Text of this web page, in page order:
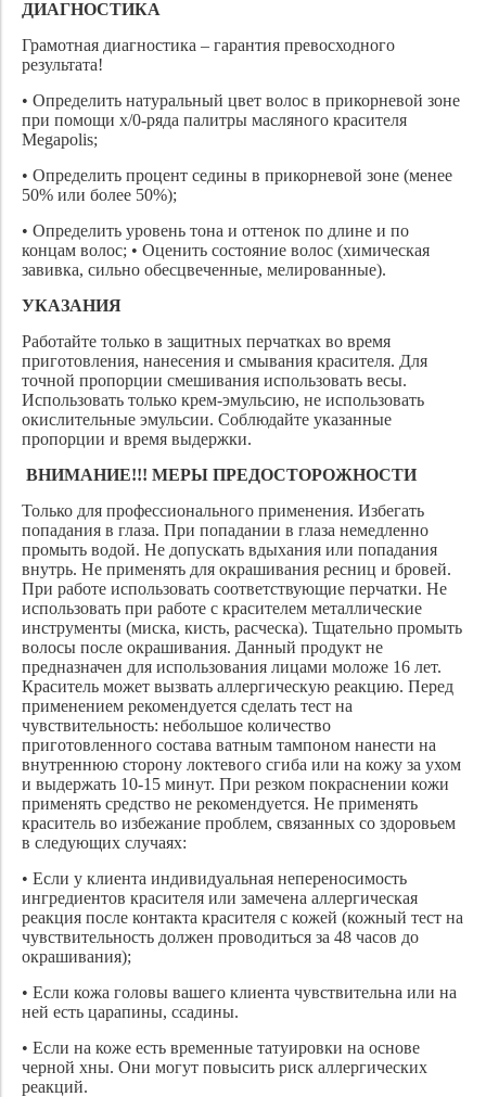
ДИАГНОСТИКА
Грамотная диагностика – гарантия превосходного
результата!
• Определить натуральный цвет волос в прикорневой зоне
при помощи х/0-ряда палитры масляного красителя
Megapolis;
• Определить процент седины в прикорневой зоне (менее
50% или более 50%);
• Определить уровень тона и оттенок по длине и по
концам волос; • Оценить состояние волос (химическая
завивка, сильно обесцвеченные, мелированные).
УКАЗАНИЯ
Работайте только в защитных перчатках во время
приготовления, нанесения и смывания красителя. Для
точной пропорции смешивания использовать весы.
Использовать только крем-эмульсию, не использовать
окислительные эмульсии. Соблюдайте указанные
пропорции и время выдержки.
ВНИМАНИЕ!!! МЕРЫ ПРЕДОСТОРОЖНОСТИ
Только для профессионального применения. Избегать
попадания в глаза. При попадании в глаза немедленно
промыть водой. Не допускать вдыхания или попадания
внутрь. Не применять для окрашивания ресниц и бровей.
При работе использовать соответствующие перчатки. Не
использовать при работе с красителем металлические
инструменты (миска, кисть, расческа). Тщательно промыть
волосы после окрашивания. Данный продукт не
предназначен для использования лицами моложе 16 лет.
Краситель может вызвать аллергическую реакцию. Перед
применением рекомендуется сделать тест на
чувствительность: небольшое количество
приготовленного состава ватным тампоном нанести на
внутреннюю сторону локтевого сгиба или на кожу за ухом
и выдержать 10-15 минут. При резком покраснении кожи
применять средство не рекомендуется. Не применять
краситель во избежание проблем, связанных со здоровьем
в следующих случаях:
• Если у клиента индивидуальная непереносимость
ингредиентов красителя или замечена аллергическая
реакция после контакта красителя с кожей (кожный тест на
чувствительность должен проводиться за 48 часов до
окрашивания);
• Если кожа головы вашего клиента чувствительна или на
ней есть царапины, ссадины.
• Если на коже есть временные татуировки на основе
черной хны. Они могут повысить риск аллергических
реакций.